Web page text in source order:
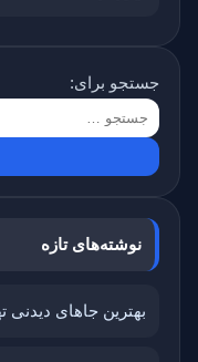
جستجو برای:
نوشته‌های تازه
بهترین جاهای